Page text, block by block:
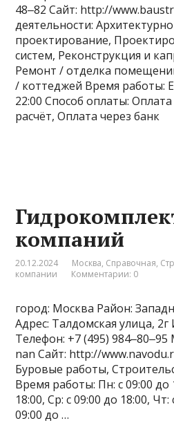
48‒82 Сайт: http://
деятельности:
проектирование,
систем, Реконструкция и
Ремонт / отделка
/ коттеджей Время работы:
22:00 Способ оплаты:
расчёт, Оплата через банк
компаний
20.12.2024 Москва, Справочная,
компании
Комментарии: 0
город: Москва Район:
Адрес: Талдомская улица, 2г
Телефон: +7 (495)
nan Сайт: http://
Буровые работы,
Время работы: Пн: с 09:00 до
18:00, Ср: с 09:00 до 18:00,
09:00 до …